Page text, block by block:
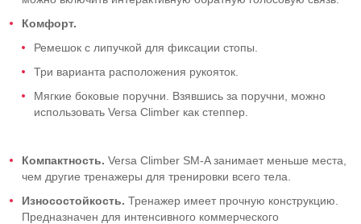
Комфорт.
Ремешок с липучкой для фиксации стопы.
Три варианта расположения рукояток.
Мягкие боковые поручни. Взявшись за поручни, можно
использовать Versa Climber как степпер.
Компактность. Versa Climber SM-A занимает меньше места,
чем другие тренажеры для тренировки всего тела.
Износостойкость. Тренажер имеет прочную конструкцию.
Предназначен для интенсивного коммерческого